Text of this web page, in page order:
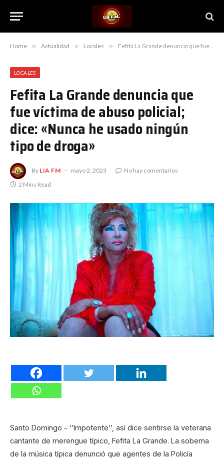
Home » Actualidad » Locales » Fefita La Grande denuncia que fue víctima de abuso policial; dice: «Nunca he usado ningún tipo de droga»
LOCALES
Fefita La Grande denuncia que
fue víctima de abuso policial;
dice: «Nunca he usado ningún
tipo de droga»
By LIA FM mayo 2, 2023
No hay comentarios
2 Mins Read
Santo Domingo – ‘’Impotente’’, así dice sentirse la veterana
cantante de merengue típico, Fefita La Grande. La soberna
de la música típica denunció que agentes de la Policía